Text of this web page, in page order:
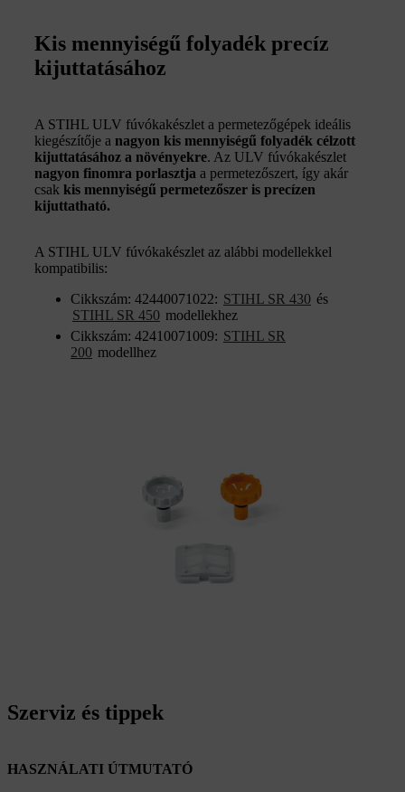
Kis mennyiségű folyadék precíz
kijuttatásához
A STIHL ULV fúvókakészlet a permetezőgépek ideális
kiegészítője a nagyon kis mennyiségű folyadék célzott
kijuttatásához a növényekre. Az ULV fúvókakészlet
nagyon finomra porlasztja a permetezőszert, így akár
csak kis mennyiségű permetezőszer is precízen
kijuttatható.
A STIHL ULV fúvókakészlet az alábbi modellekkel
kompatibilis:
Cikkszám: 42440071022: STIHL SR 430 és
STIHL SR 450 modellekhez
Cikkszám: 42410071009: STIHL SR
200 modellhez
Szerviz és tippek
HASZNÁLATI ÚTMUTATÓ